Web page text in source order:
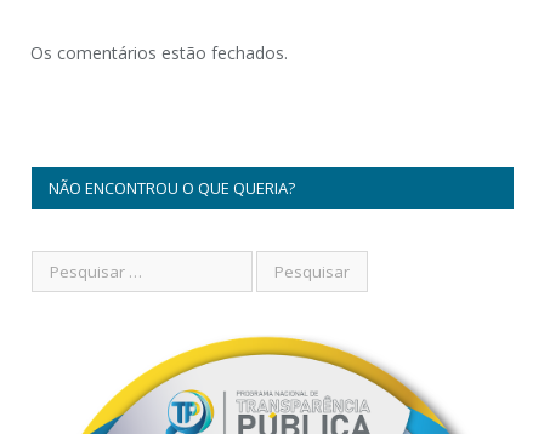
Os comentários estão fechados.
NÃO ENCONTROU O QUE QUERIA?